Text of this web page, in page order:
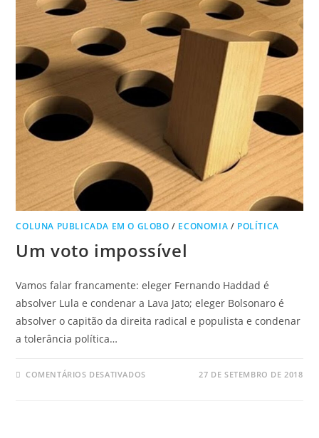
COLUNA PUBLICADA EM O GLOBO / ECONOMIA / POLÍTICA
Um voto impossível
Vamos falar francamente: eleger Fernando Haddad é
absolver Lula e condenar a Lava Jato; eleger Bolsonaro é
absolver o capitão da direita radical e populista e condenar
a tolerância política…
COMENTÁRIOS DESATIVADOS 27 DE SETEMBRO DE 2018